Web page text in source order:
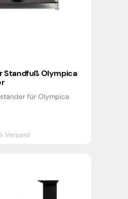
Standfuß Olympica
für Olympica
Versand